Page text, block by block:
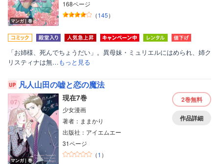
マンガ｜巻
168ページ
（145）
「お姉様、死んでちょうだい」。異母妹・ミュリエルにはめられ、姉ク
リスティナは無…もっと見る
凡人山田の嘘と恋の魔法
マンガ｜巻
現在7巻
少女漫画
著者：ままかり
出版社：アイエムエー
31ページ
（1 ）
2巻無料
作品詳細